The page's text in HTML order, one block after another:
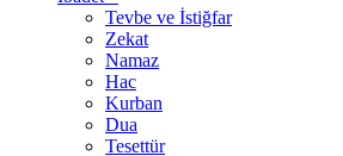
Tevbe ve İstiğfar
Zekat
Namaz
Hac
Kurban
Dua
Tesettür